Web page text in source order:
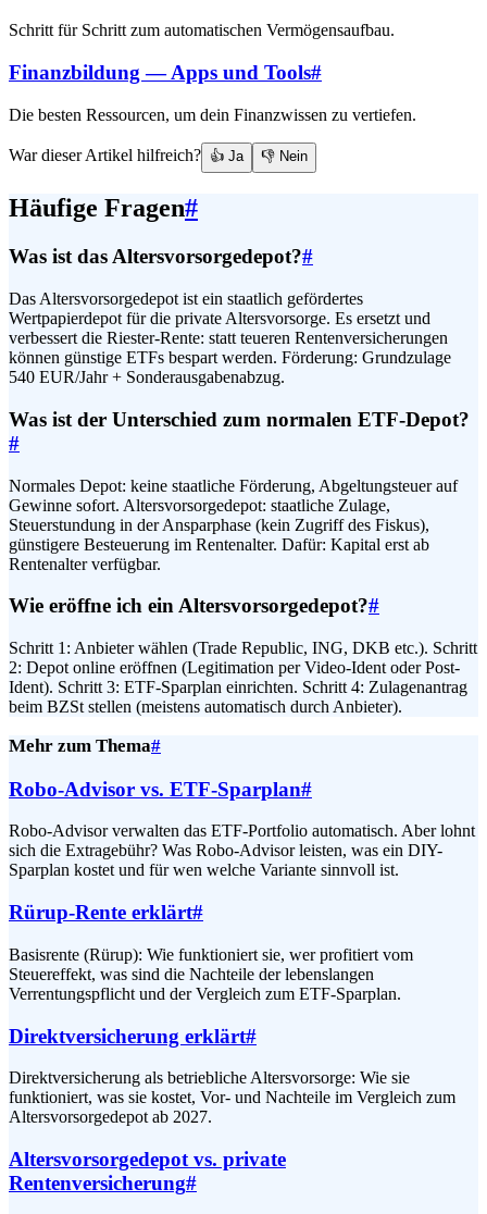
Schritt für Schritt zum automatischen Vermögensaufbau.
Finanzbildung — Apps und Tools#
Die besten Ressourcen, um dein Finanzwissen zu vertiefen.
War dieser Artikel hilfreich? 👍 Ja 👎 Nein
Häufige Fragen#
Was ist das Altersvorsorgedepot?#
Das Altersvorsorgedepot ist ein staatlich gefördertes
Wertpapierdepot für die private Altersvorsorge. Es ersetzt und
verbessert die Riester-Rente: statt teueren Rentenversicherungen
können günstige ETFs bespart werden. Förderung: Grundzulage
540 EUR/Jahr + Sonderausgabenabzug.
Was ist der Unterschied zum normalen ETF-Depot?
#
Normales Depot: keine staatliche Förderung, Abgeltungsteuer auf
Gewinne sofort. Altersvorsorgedepot: staatliche Zulage,
Steuerstundung in der Ansparphase (kein Zugriff des Fiskus),
günstigere Besteuerung im Rentenalter. Dafür: Kapital erst ab
Rentenalter verfügbar.
Wie eröffne ich ein Altersvorsorgedepot?#
Schritt 1: Anbieter wählen (Trade Republic, ING, DKB etc.). Schritt
2: Depot online eröffnen (Legitimation per Video-Ident oder Post-
Ident). Schritt 3: ETF-Sparplan einrichten. Schritt 4: Zulagenantrag
beim BZSt stellen (meistens automatisch durch Anbieter).
Mehr zum Thema#
Robo-Advisor vs. ETF-Sparplan#
Robo-Advisor verwalten das ETF-Portfolio automatisch. Aber lohnt
sich die Extragebühr? Was Robo-Advisor leisten, was ein DIY-
Sparplan kostet und für wen welche Variante sinnvoll ist.
Rürup-Rente erklärt#
Basisrente (Rürup): Wie funktioniert sie, wer profitiert vom
Steuereffekt, was sind die Nachteile der lebenslangen
Verrentungspflicht und der Vergleich zum ETF-Sparplan.
Direktversicherung erklärt#
Direktversicherung als betriebliche Altersvorsorge: Wie sie
funktioniert, was sie kostet, Vor- und Nachteile im Vergleich zum
Altersvorsorgedepot ab 2027.
Altersvorsorgedepot vs. private
Rentenversicherung#